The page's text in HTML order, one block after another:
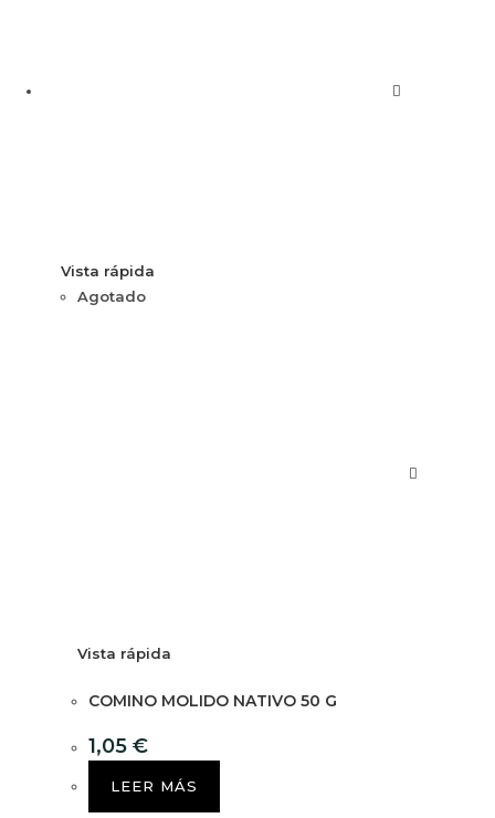
Vista rápida
Agotado
Vista rápida
COMINO MOLIDO NATIVO 50 G
1,05 €
LEER MÁS